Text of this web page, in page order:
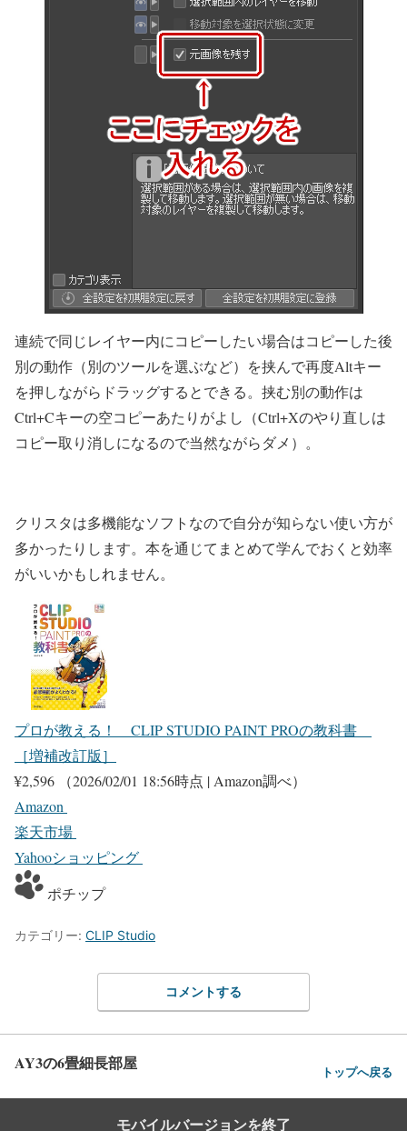
連続で同じレイヤー内にコピーしたい場合はコピーした後
別の動作（別のツールを選ぶなど）を挟んで再度Altキー
を押しながらドラッグするとできる。挟む別の動作は
Ctrl+Cキーの空コピーあたりがよし（Ctrl+Xのやり直しは
コピー取り消しになるので当然ながらダメ）。
クリスタは多機能なソフトなので自分が知らない使い方が
多かったりします。本を通じてまとめて学んでおくと効率
がいいかもしれません。
プロが教える！ CLIP STUDIO PAINT PROの教科書
［増補改訂版］
¥2,596
（2026/02/01 18:56時点 | Amazon調べ）
Amazon
楽天市場
Yahooショッピング
ポチップ
カテゴリー: CLIP Studio
コメントする
AY3の6畳細長部屋 トップへ戻る
モバイルバージョンを終了